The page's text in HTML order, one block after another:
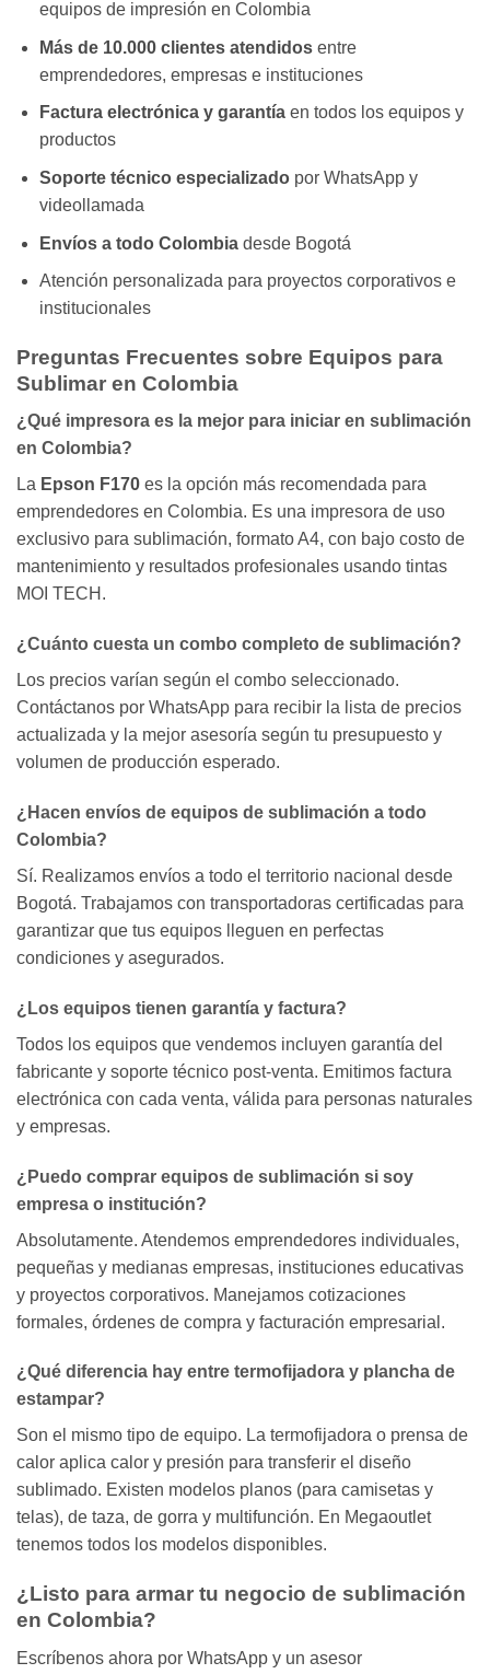
equipos de impresión en Colombia
Más de 10.000 clientes atendidosentre
emprendedores, empresas e instituciones
Factura electrónica y garantíaen todos los equipos y
productos
Soporte técnico especializadopor WhatsApp y
videollamada
Envíos a todo Colombiadesde Bogotá
Atención personalizada para proyectos corporativos e
institucionales
Preguntas Frecuentes sobre Equipos para
Sublimar en Colombia
¿Qué impresora es la mejor para iniciar en sublimación
en Colombia?
La Epson F170 es la opción más recomendada para
emprendedores en Colombia. Es una impresora de uso
exclusivo para sublimación, formato A4, con bajo costo de
mantenimiento y resultados profesionales usando tintas
MOI TECH.
¿Cuánto cuesta un combo completo de sublimación?
Los precios varían según el combo seleccionado.
Contáctanos por WhatsApp para recibir la lista de precios
actualizada y la mejor asesoría según tu presupuesto y
volumen de producción esperado.
¿Hacen envíos de equipos de sublimación a todo
Colombia?
Sí. Realizamos envíos a todo el territorio nacional desde
Bogotá. Trabajamos con transportadoras certificadas para
garantizar que tus equipos lleguen en perfectas
condiciones y asegurados.
¿Los equipos tienen garantía y factura?
Todos los equipos que vendemos incluyen garantía del
fabricante y soporte técnico post-venta. Emitimos factura
electrónica con cada venta, válida para personas naturales
y empresas.
¿Puedo comprar equipos de sublimación si soy
empresa o institución?
Absolutamente. Atendemos emprendedores individuales,
pequeñas y medianas empresas, instituciones educativas
y proyectos corporativos. Manejamos cotizaciones
formales, órdenes de compra y facturación empresarial.
¿Qué diferencia hay entre termofijadora y plancha de
estampar?
Son el mismo tipo de equipo. La termofijadora o prensa de
calor aplica calor y presión para transferir el diseño
sublimado. Existen modelos planos (para camisetas y
telas), de taza, de gorra y multifunción. En Megaoutlet
tenemos todos los modelos disponibles.
¿Listo para armar tu negocio de sublimación
en Colombia?
Escríbenos ahora por WhatsApp y un asesor